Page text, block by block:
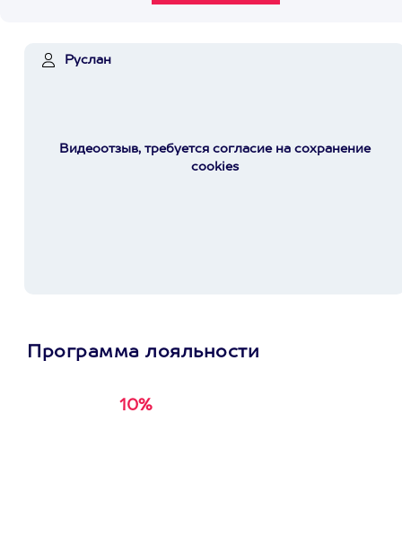
Руслан
Видеоотзыв, требуется согласие на сохранение
cookies
Программа лояльности
10%